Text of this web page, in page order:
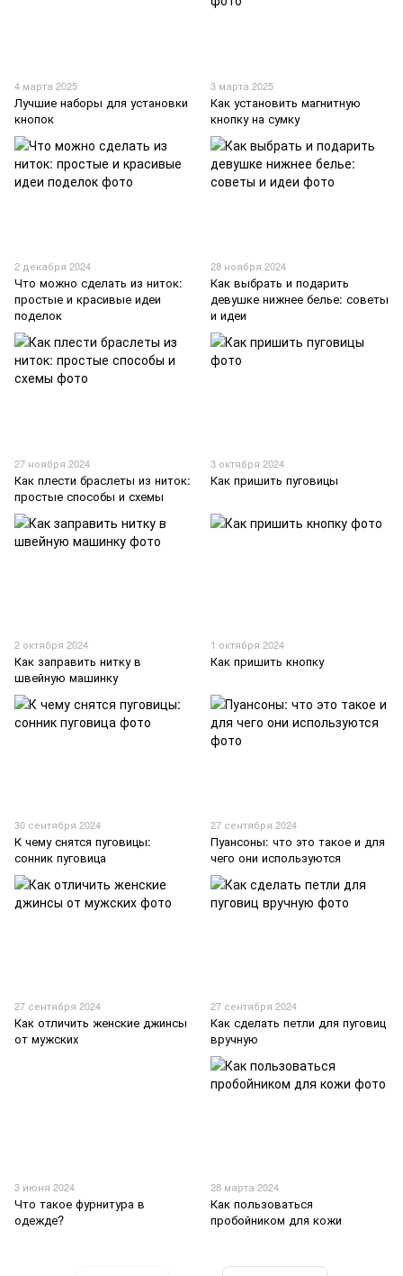
4 марта 2025
Лучшие наборы для установки
кнопок
3 марта 2025
Как установить магнитную
кнопку на сумку
2 декабря 2024
Что можно сделать из ниток:
простые и красивые идеи
поделок
28 ноября 2024
Как выбрать и подарить
девушке нижнее белье: советы
и идеи
27 ноября 2024
Как плести браслеты из ниток:
простые способы и схемы
3 октября 2024
Как пришить пуговицы
2 октября 2024
Как заправить нитку в
швейную машинку
1 октября 2024
Как пришить кнопку
30 сентября 2024
К чему снятся пуговицы:
сонник пуговица
27 сентября 2024
Пуансоны: что это такое и для
чего они используются
27 сентября 2024
Как отличить женские джинсы
от мужских
27 сентября 2024
Как сделать петли для пуговиц
вручную
3 июня 2024
Что такое фурнитура в
одежде?
28 марта 2024
Как пользоваться
пробойником для кожи